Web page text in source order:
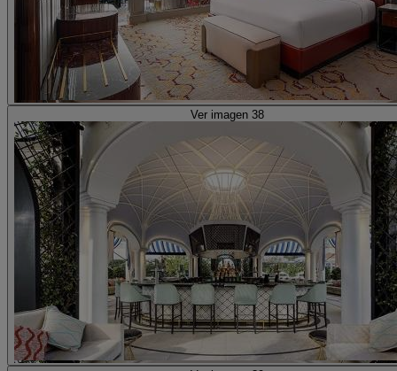
Ver imagen 38